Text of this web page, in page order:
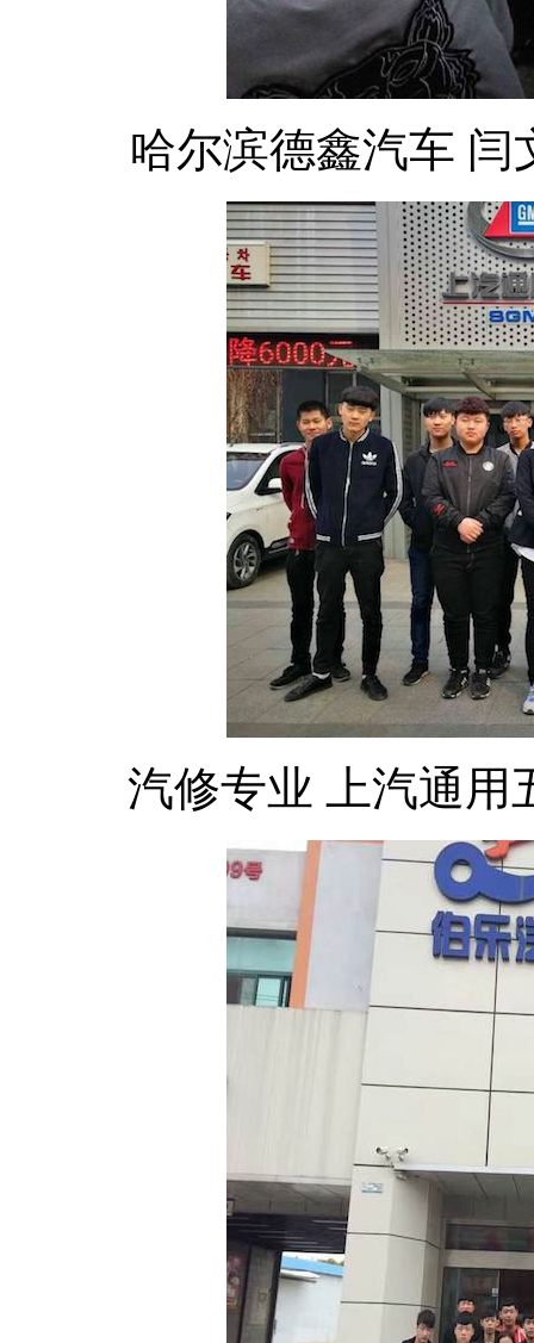
哈尔滨德鑫汽车 闫
汽修专业 上汽通用